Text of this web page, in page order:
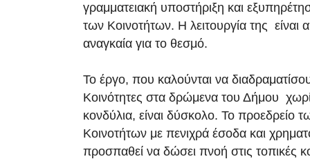
γραμματειακή υποστήριξη και
των Κοινοτήτων. Η λειτουργία της είναι
αναγκαία για το θεσμό.
Το έργο, που καλούνται να
Κοινότητες στα δρώμενα του Δήμου
κονδύλια, είναι δύσκολο. Το προεδρείο
Κοινοτήτων με πενιχρά έσοδα και
προσπαθεί να δώσει πνοή στις τοπικές